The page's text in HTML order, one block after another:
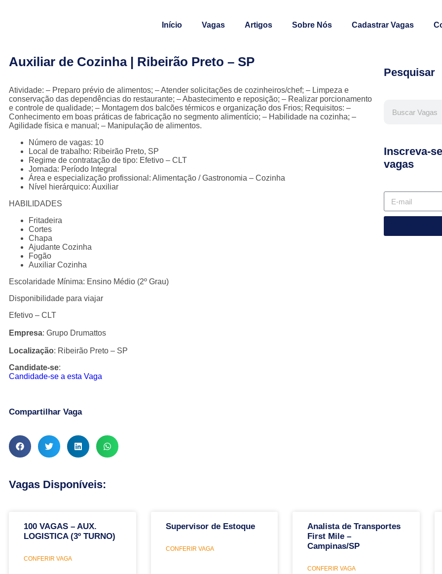
Início Vagas Artigos Sobre Nós Cadastrar Vagas
Auxiliar de Cozinha | Ribeirão Preto – SP
Atividade: – Preparo prévio de alimentos; – Atender solicitações de cozinheiros/chef; – Limpeza e
conservação das dependências do restaurante; – Abastecimento e reposição; – Realizar porcionamento
e controle de qualidade; – Montagem dos balcões térmicos e organização dos Frios; Requisitos: –
Conhecimento em boas práticas de fabricação no segmento alimentício; – Habilidade na cozinha; –
Agilidade física e manual; – Manipulação de alimentos.
Número de vagas: 10
Local de trabalho: Ribeirão Preto, SP
Regime de contratação de tipo: Efetivo – CLT
Jornada: Período Integral
Área e especialização profissional: Alimentação / Gastronomia – Cozinha
Nível hierárquico: Auxiliar
HABILIDADES
Fritadeira
Cortes
Chapa
Ajudante Cozinha
Fogão
Auxiliar Cozinha
Escolaridade Mínima: Ensino Médio (2º Grau)
Disponibilidade para viajar
Efetivo – CLT
Empresa: Grupo Drumattos
Localização: Ribeirão Preto – SP
Candidate-se:
Candidade-se a esta Vaga
Compartilhar Vaga
Pesquisar
Inscreva-
vagas
Vagas Disponíveis:
100 VAGAS – AUX.
LOGISTICA (3º TURNO)
CONFERIR VAGA
Supervisor de Estoque
CONFERIR VAGA
Analista de Transportes
First Mile –
Campinas/SP
CONFERIR VAGA